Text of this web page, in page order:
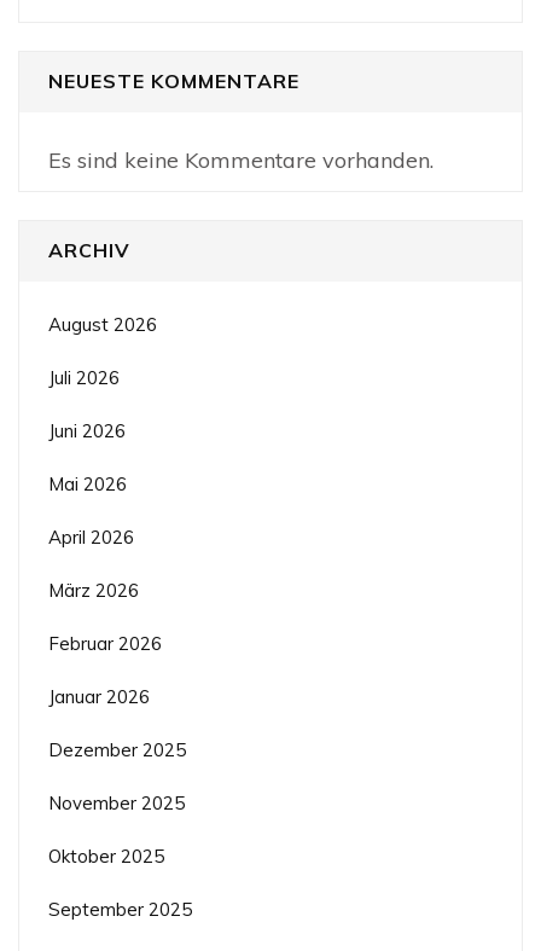
NEUESTE KOMMENTARE
Es sind keine Kommentare vorhanden.
ARCHIV
August 2026
Juli 2026
Juni 2026
Mai 2026
April 2026
März 2026
Februar 2026
Januar 2026
Dezember 2025
November 2025
Oktober 2025
September 2025